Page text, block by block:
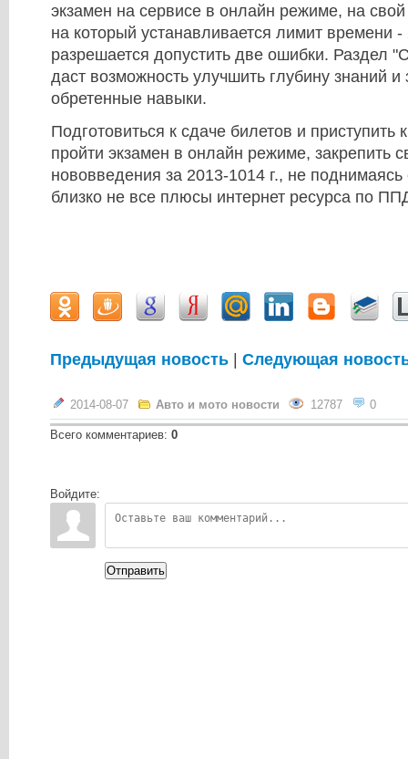
экзамен на сервисе в онлайн режиме, на
на который устанавливается лимит времени
разрешается допустить две ошибки. Раздел
даст возможность улучшить глубину знаний и
обретенные навыки.
Подготовиться к сдаче билетов и приступить
пройти экзамен в онлайн режиме, закрепить
нововведения за 2013-1014 г., не
близко не все плюсы интернет ресурса по
Предыдущая новость | Следующая
2014-08-07 Авто и мото новости 12787 0
Всего комментариев: 0
Войдите:
Отправить